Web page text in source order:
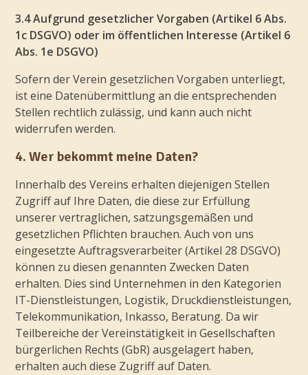
3.4 Aufgrund gesetzlicher Vorgaben (Artikel 6 Abs.
1c DSGVO) oder im öffentlichen Interesse (Artikel 6
Abs. 1e DSGVO)
Sofern der Verein gesetzlichen Vorgaben unterliegt,
ist eine Datenübermittlung an die entsprechenden
Stellen rechtlich zulässig, und kann auch nicht
widerrufen werden.
4. Wer bekommt meine Daten?
Innerhalb des Vereins erhalten diejenigen Stellen
Zugriff auf Ihre Daten, die diese zur Erfüllung
unserer vertraglichen, satzungsgemäßen und
gesetzlichen Pflichten brauchen. Auch von uns
eingesetzte Auftragsverarbeiter (Artikel 28 DSGVO)
können zu diesen genannten Zwecken Daten
erhalten. Dies sind Unternehmen in den Kategorien
IT-Dienstleistungen, Logistik, Druckdienstleistungen,
Telekommunikation, Inkasso, Beratung. Da wir
Teilbereiche der Vereinstätigkeit in Gesellschaften
bürgerlichen Rechts (GbR) ausgelagert haben,
erhalten auch diese Zugriff auf Daten.